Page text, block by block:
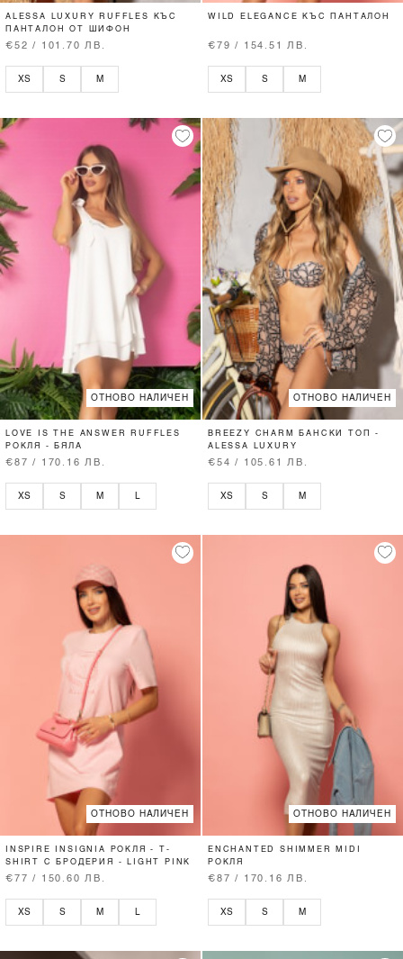
ALESSA LUXURY RUFFLES КЪС
ПАНТАЛОН ОТ ШИФОН
€52 / 101.70 ЛВ.
XS S M
WILD ELEGANCE КЪС ПАНТАЛОН
€79 / 154.51 ЛВ.
XS S M
ОТНОВО НАЛИЧЕН
LOVE IS THE ANSWER RUFFLES
РОКЛЯ - БЯЛА
€87 / 170.16 ЛВ.
XS S M
ОТНОВО НАЛИЧЕН
BREEZY CHARM БАНСКИ ТОП -
ALESSA LUXURY
€54 / 105.61 ЛВ.
XS S M
ОТНОВО НАЛИЧЕН
INSPIRE INSIGNIA РОКЛЯ - T-
SHIRT С БРОДЕРИЯ - LIGHT PINK
€77 / 150.60 ЛВ.
XS S M L
ОТНОВО НАЛИЧЕН
ENCHANTED SHIMMER MIDI
РОКЛЯ
€87 / 170.16 ЛВ.
XS S M